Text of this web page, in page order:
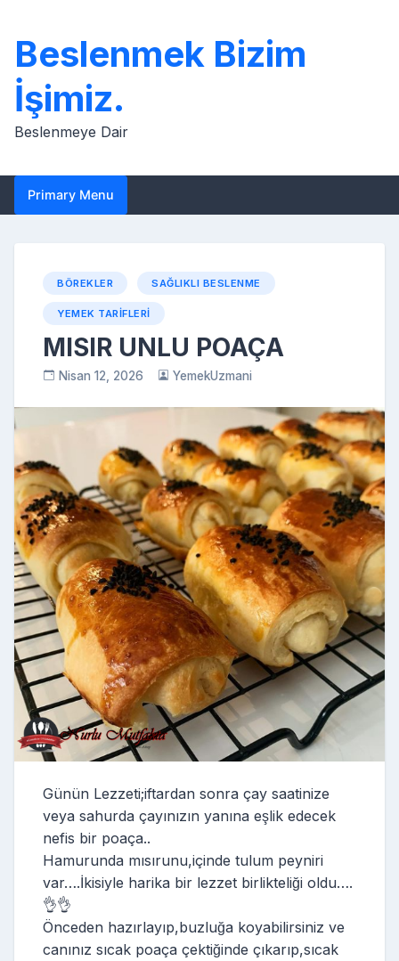
content
Beslenmek Bizim
İşimiz.
Beslenmeye Dair
Primary Menu
BÖREKLER SAĞLIKLI BESLENME
YEMEK TARIFLERI
MISIR UNLU POAÇA
Nisan 12, 2026 YemekUzmani
Günün Lezzeti;iftardan sonra çay saatinize
veya sahurda çayınızın yanına eşlik edecek
nefis bir poaça..
Hamurunda mısırunu,içinde tulum peyniri
var….İkisiyle harika bir lezzet birlikteliği oldu….
👌👌
Önceden hazırlayıp,buzluğa koyabilirsiniz ve
canınız sıcak poaça çektiğinde çıkarıp,sıcak